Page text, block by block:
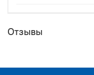
Отзывы